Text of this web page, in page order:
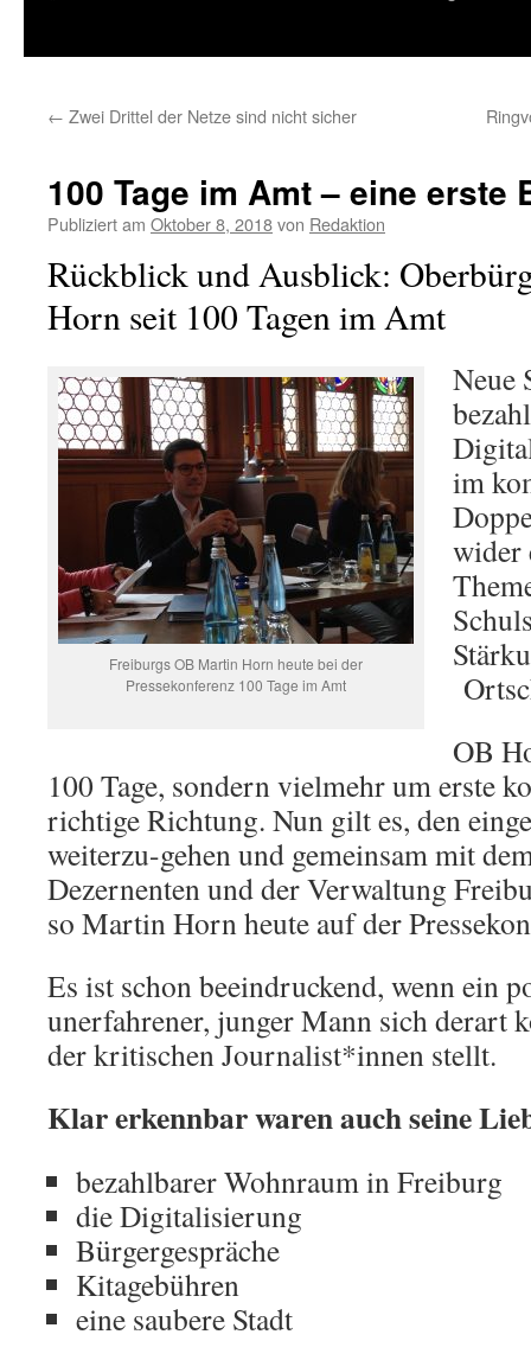
← Zwei Drittel der Netze sind nicht sicher
100 Tage im Amt – eine erste
Publiziert am Oktober 8, 2018von Redaktion
Rückblick und Ausblick:
Horn seit 100 Tagen im Amt
Freiburgs OB Martin Horn heute bei der
Pressekonferenz 100 Tage im Amt
Neue
im
wider
OB
100 Tage, sondern vielmehr um erste
richtige Richtung. Nun gilt es, den
weiterzu-gehen und gemeinsam mit
Dezernenten und der Verwaltung
so Martin Horn heute auf der
Es ist schon beeindruckend, wenn ein
unerfahrener, junger Mann sich derart
der kritischen Journalist*innen stellt.
Klar erkennbar waren auch seine
bezahlbarer Wohnraum in Freiburg
die Digitalisierung
Bürgergespräche
Kitagebühren
eine saubere Stadt